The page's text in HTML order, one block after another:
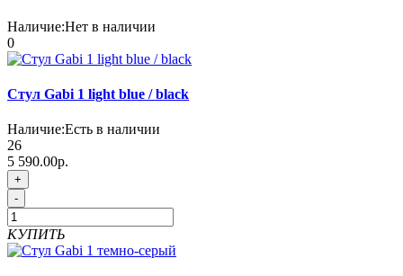
Наличие:Нет в наличии
0
Стул Gabi 1 light blue / black
Наличие:Есть в наличии
26
5 590.00р.
+
-
КУПИТЬ